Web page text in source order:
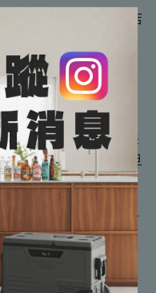
活館大直店實體展示店
然紋路或些微製程痕
慎考慮後，再下單購
收到商品時，請錄影拆
再帶到營區使用，一旦
頭類、充氣床、接觸人
換貨(因無法證明沒有